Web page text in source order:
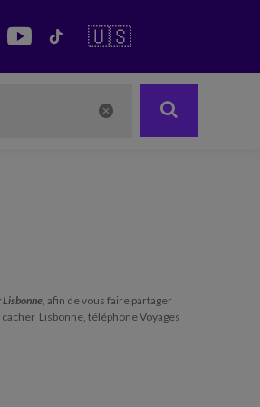
🇺🇸
Lisbonne, afin de vous faire partager
Lisbonne, téléphone Voyages